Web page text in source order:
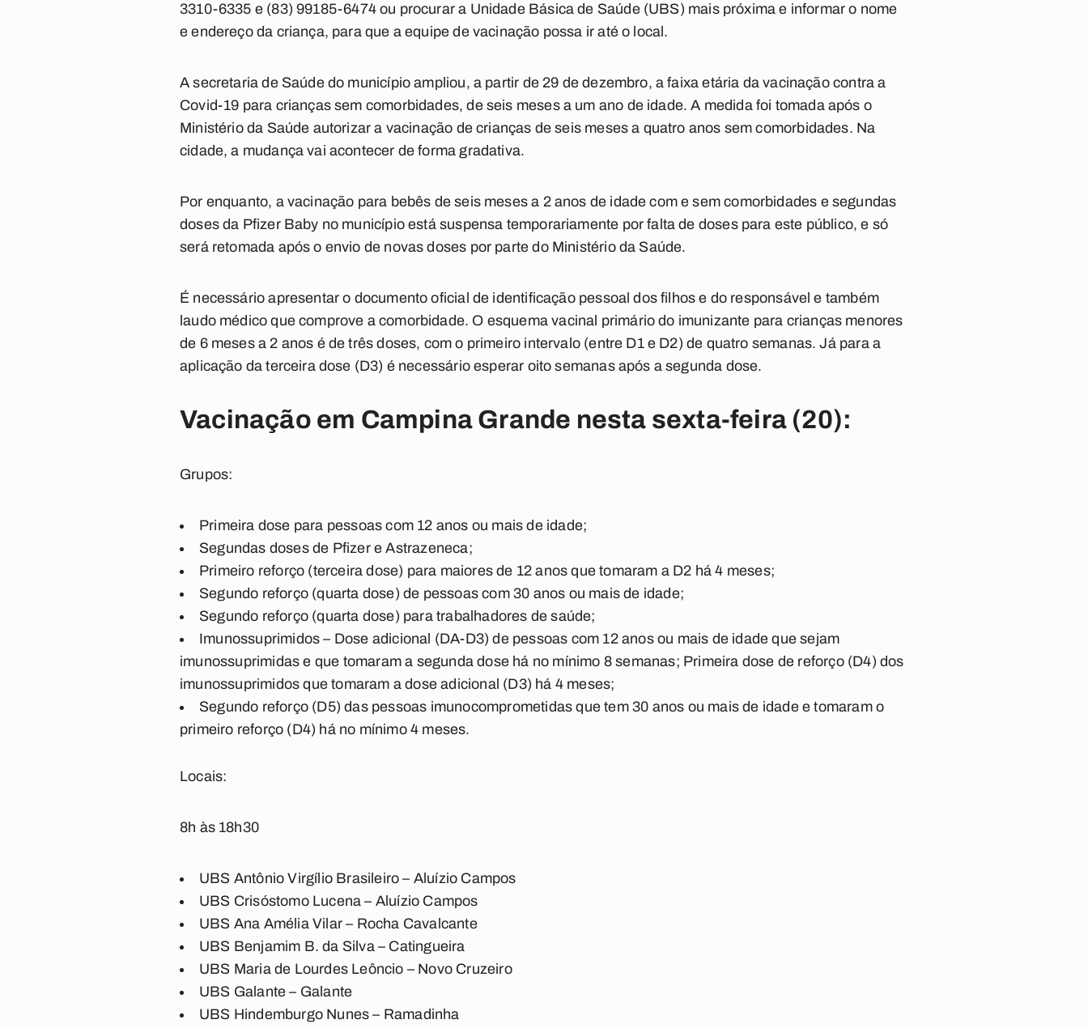
3310-6335 e (83) 99185-6474ou procurar a Unidade Básica de Saúde (UBS) mais próxima e informar o nome
e endereço da criança, para que a equipe de vacinação possa ir até o local.
A secretaria de Saúde do município ampliou, a partir de 29 de dezembro, a faixa etária da vacinação contra a
Covid-19 para crianças sem comorbidades, de seis meses a um ano de idade. A medida foi tomada após o
Ministério da Saúde autorizar a vacinação de crianças de seis meses a quatro anos sem comorbidades. Na
cidade, a mudança vai acontecer de forma gradativa.
Por enquanto, a vacinação para bebês de seis meses a 2 anos de idade com e sem comorbidades e segundas
doses da Pfizer Baby no município está suspensa temporariamente por falta de doses para este público, e só
será retomada após o envio de novas doses por parte do Ministério da Saúde.
É necessário apresentar o documento oficial de identificação pessoal dos filhos e do responsável e também
laudo médico que comprove a comorbidade. O esquema vacinal primário do imunizante para crianças menores
de 6 meses a 2 anos é de três doses, com o primeiro intervalo (entre D1 e D2) de quatro semanas. Já para a
aplicação da terceira dose (D3) é necessário esperar oito semanas após a segunda dose.
Vacinação em Campina Grande nesta sexta-feira (20):
Grupos:
Primeira dose para pessoas com 12 anos ou mais de idade;
Segundas doses de Pfizer e Astrazeneca;
Primeiro reforço (terceira dose) para maiores de 12 anos que tomaram a D2 há 4 meses;
Segundo reforço (quarta dose) de pessoas com 30 anos ou mais de idade;
Segundo reforço (quarta dose) para trabalhadores de saúde;
Imunossuprimidos – Dose adicional (DA-D3) de pessoas com 12 anos ou mais de idade que sejam
imunossuprimidas e que tomaram a segunda dose há no mínimo 8 semanas; Primeira dose de reforço (D4) dos
imunossuprimidos que tomaram a dose adicional (D3) há 4 meses;
Segundo reforço (D5) das pessoas imunocomprometidas que tem 30 anos ou mais de idade e tomaram o
primeiro reforço (D4) há no mínimo 4 meses.
Locais:
8h às 18h30
UBS Antônio Virgílio Brasileiro – Aluízio Campos
UBS Crisóstomo Lucena – Aluízio Campos
UBS Ana Amélia Vilar – Rocha Cavalcante
UBS Benjamim B. da Silva – Catingueira
UBS Maria de Lourdes Leôncio – Novo Cruzeiro
UBS Galante – Galante
UBS Hindemburgo Nunes – Ramadinha